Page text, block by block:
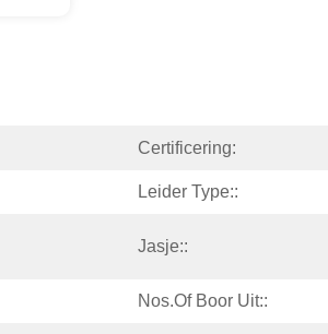
Certificering:
Leider Type::
Jasje::
Nos.of Boor Uit::